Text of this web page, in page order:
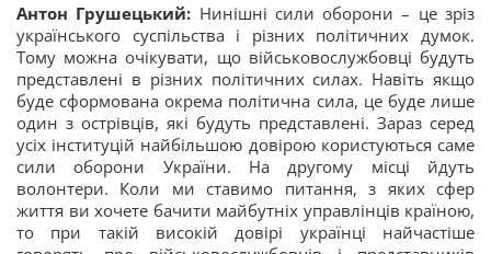
Антон Грушецький: Нинішні сили оборони – це зріз
українського суспільства і різних політичних думок.
Тому можна очікувати, що військовослужбовці будуть
представлені в різних політичних силах. Навіть якщо
буде сформована окрема політична сила, це буде лише
один з острівців, які будуть представлені. Зараз серед
усіх інституцій найбільшою довірою користуються саме
сили оборони України. На другому місці йдуть
волонтери. Коли ми ставимо питання, з яких сфер
життя ви хочете бачити майбутніх управлінців країною,
то при такій високій довірі українці найчастіше